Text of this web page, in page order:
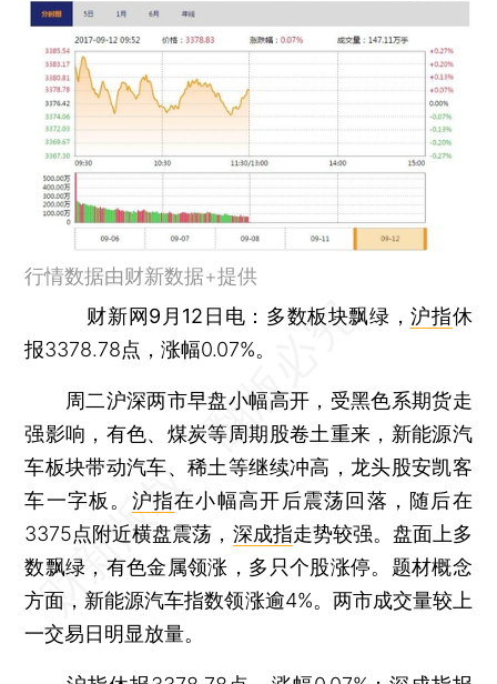
行情数据由财新数据+提供
财新网9月12日电 ：多数板块飘绿，沪指休
报3378.78点，涨幅0.07%。
周二沪深两市早盘小幅高开，受黑色系期货走
强影响，有色、煤炭等周期股卷土重来，新能源汽
车板块带动汽车、稀土等继续冲高，龙头股安凯客
车一字板。 沪指在小幅高开后震荡回落，随后在
3375点附近横盘震荡， 深成指走势较强。盘面上多
数飘绿，有色金属领涨，多只个股涨停。题材概念
方面，新能源汽车指数领涨逾4%。两市成交量较上
一交易日明显放量。